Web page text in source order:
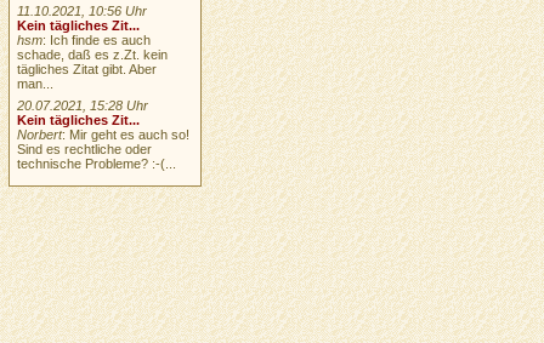
11.10.2021, 10:56 Uhr
Kein tägliches Zit...
hsm: Ich finde es auch
schade, daß es z.Zt. kein
tägliches Zitat gibt. Aber
man...
20.07.2021, 15:28 Uhr
Kein tägliches Zit...
Norbert: Mir geht es auch so!
Sind es rechtliche oder
technische Probleme? :-(...